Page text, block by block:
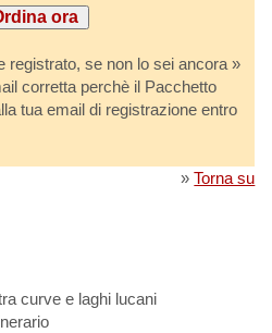
registrato, se non lo sei ancora »
corretta perchè il Pacchetto
tua email di registrazione entro
»Torna su
curve e laghi lucani